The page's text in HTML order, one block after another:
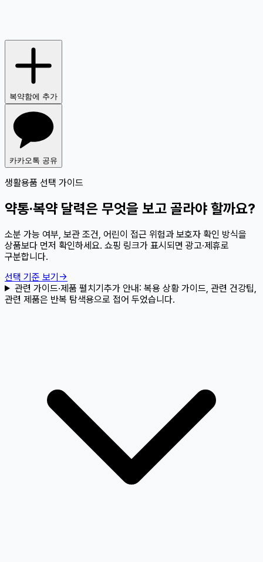
복약함에 추가
카카오톡 공유
생활용품 선택 가이드
약통·복약 달력은 무엇을 보고 골라야 할까요?
소분 가능 여부, 보관 조건, 어린이 접근 위험과 보호자 확인 방식을
상품보다 먼저 확인하세요. 쇼핑 링크가 표시되면 광고·제휴로
구분합니다.
선택 기준 보기 →
관련 가이드·제품 펼치기추가 안내: 복용 상황 가이드, 관련 건강팁,
관련 제품은 반복 탐색용으로 접어 두었습니다.